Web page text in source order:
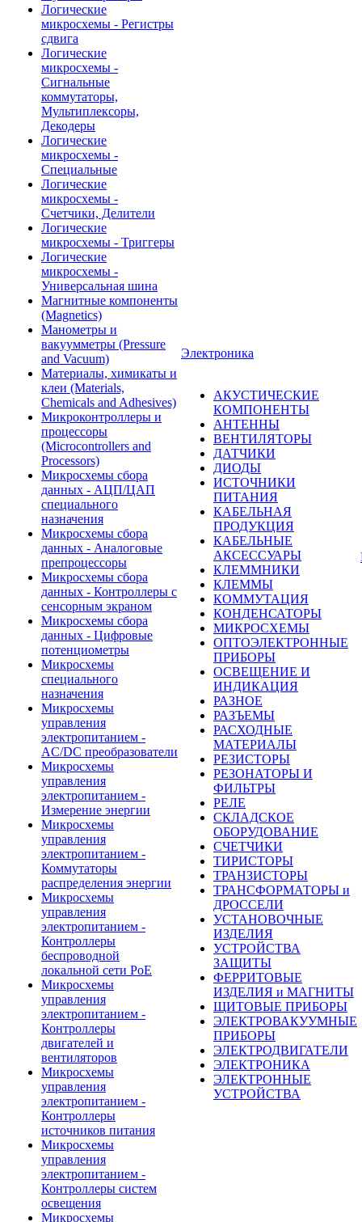
Логические
микросхемы - Регистры
сдвига
Логические
микросхемы -
Сигнальные
коммутаторы,
Мультиплексоры,
Декодеры
Логические
микросхемы -
Специальные
Логические
микросхемы -
Счетчики, Делители
Логические
микросхемы - Триггеры
Логические
микросхемы -
Универсальная шина
Магнитные компоненты
(Magnetics)
Манометры и
вакуумметры (Pressure
and Vacuum)
Материалы, химикаты и
клеи (Materials,
Chemicals and Adhesives)
Микроконтроллеры и
процессоры
(Microcontrollers and
Processors)
Микросхемы сбора
данных - АЦП/ЦАП
специального
назначения
Микросхемы сбора
данных - Аналоговые
препроцессоры
Микросхемы сбора
данных - Контроллеры с
сенсорным экраном
Микросхемы сбора
данных - Цифровые
потенциометры
Микросхемы
специального
назначения
Микросхемы
управления
электропитанием -
AC/DC преобразователи
Микросхемы
управления
электропитанием -
Измерение энергии
Микросхемы
управления
электропитанием -
Коммутаторы
распределения энергии
Микросхемы
управления
электропитанием -
Контроллеры
беспроводной
локальной сети PoE
Микросхемы
управления
электропитанием -
Контроллеры
двигателей и
вентиляторов
Микросхемы
управления
электропитанием -
Контроллеры
источников питания
Микросхемы
управления
электропитанием -
Контроллеры систем
освещения
Микросхемы
Электроника
АКУСТИЧЕСКИЕ
КОМПОНЕНТЫ
АНТЕННЫ
ВЕНТИЛЯТОРЫ
ДАТЧИКИ
ДИОДЫ
ИСТОЧНИКИ
ПИТАНИЯ
КАБЕЛЬНАЯ
ПРОДУКЦИЯ
КАБЕЛЬНЫЕ
АКСЕССУАРЫ
КЛЕММНИКИ
КЛЕММЫ
КОММУТАЦИЯ
КОНДЕНСАТОРЫ
МИКРОСХЕМЫ
ОПТОЭЛЕКТРОННЫЕ
ПРИБОРЫ
ОСВЕЩЕНИЕ И
ИНДИКАЦИЯ
РАЗНОЕ
РАЗЪЕМЫ
РАСХОДНЫЕ
МАТЕРИАЛЫ
РЕЗИСТОРЫ
РЕЗОНАТОРЫ И
ФИЛЬТРЫ
РЕЛЕ
СКЛАДСКОЕ
ОБОРУДОВАНИЕ
СЧЕТЧИКИ
ТИРИСТОРЫ
ТРАНЗИСТОРЫ
ТРАНСФОРМАТОРЫ и
ДРОССЕЛИ
УСТАНОВОЧНЫЕ
ИЗДЕЛИЯ
УСТРОЙСТВА
ЗАЩИТЫ
ФЕРРИТОВЫЕ
ИЗДЕЛИЯ и МАГНИТЫ
ЩИТОВЫЕ ПРИБОРЫ
ЭЛЕКТРОВАКУУМНЫЕ
ПРИБОРЫ
ЭЛЕКТРОДВИГАТЕЛИ
ЭЛЕКТРОНИКА
ЭЛЕКТРОННЫЕ
УСТРОЙСТВА